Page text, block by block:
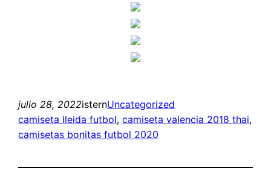
julio 28, 2022isternUncategorized
camiseta lleida futbol, camiseta valencia 2018 thai
camisetas bonitas futbol 2020